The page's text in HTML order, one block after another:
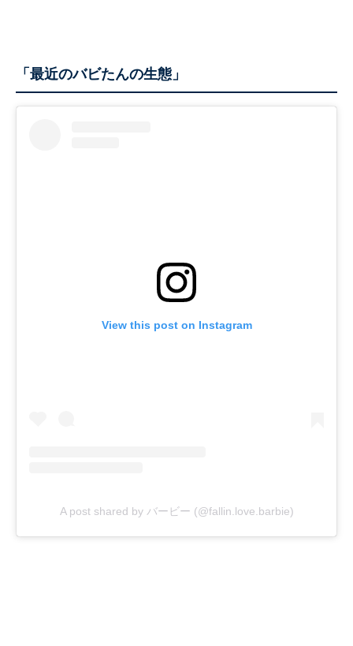
「最近のバビたんの生態」
View this post on Instagram
A post shared by バービー (@fallin.love.barbie)